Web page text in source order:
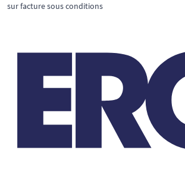
sur facture sous conditions